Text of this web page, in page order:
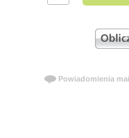
Powiadomienia